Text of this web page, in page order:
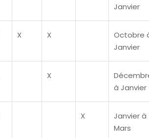
Janvier
X X
Octobre
Janvier
X
à Janvier
X
Janvier à
Mars